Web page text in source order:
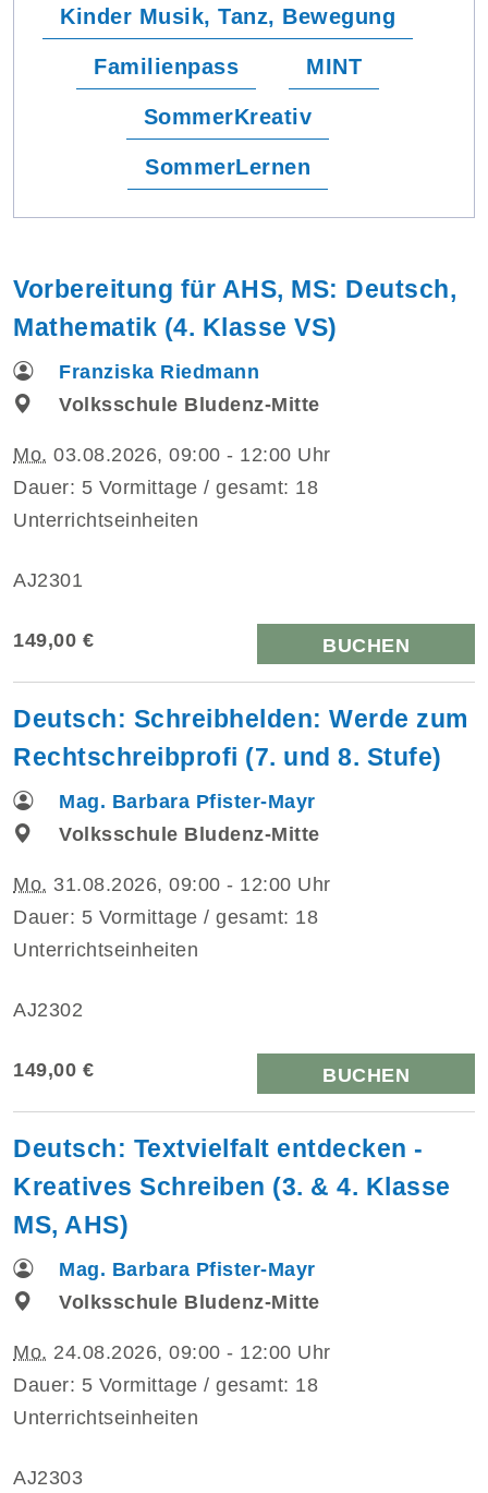
Kinder Musik, Tanz, Bewegung
Familienpass MINT
SommerKreativ
SommerLernen
Vorbereitung für AHS, MS: Deutsch,
Mathematik (4. Klasse VS)
Franziska Riedmann
Volksschule Bludenz-Mitte
Mo. 03.08.2026, 09:00 - 12:00 Uhr
Dauer: 5 Vormittage / gesamt: 18
Unterrichtseinheiten
AJ2301
149,00 € BUCHEN
Deutsch: Schreibhelden: Werde zum
Rechtschreibprofi (7. und 8. Stufe)
Mag. Barbara Pfister-Mayr
Volksschule Bludenz-Mitte
Mo. 31.08.2026, 09:00 - 12:00 Uhr
Dauer: 5 Vormittage / gesamt: 18
Unterrichtseinheiten
AJ2302
149,00 € BUCHEN
Deutsch: Textvielfalt entdecken -
Kreatives Schreiben (3. & 4. Klasse
MS, AHS)
Mag. Barbara Pfister-Mayr
Volksschule Bludenz-Mitte
Mo. 24.08.2026, 09:00 - 12:00 Uhr
Dauer: 5 Vormittage / gesamt: 18
Unterrichtseinheiten
AJ2303